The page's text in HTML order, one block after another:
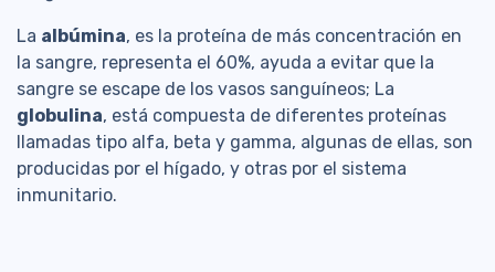
La albúmina, es la proteína de más concentración en
la sangre, representa el 60%, ayuda a evitar que la
sangre se escape de los vasos sanguíneos; La
globulina, está compuesta de diferentes proteínas
llamadas tipo alfa, beta y gamma, algunas de ellas, son
producidas por el hígado, y otras por el sistema
inmunitario.